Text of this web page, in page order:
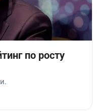
по росту